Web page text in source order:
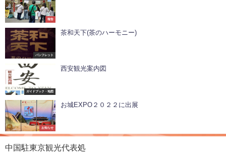
報告
パンフレット
茶和天下(茶のハーモニー)
ガイドブック・地図
西安観光案内図
お知らせ
お城EXPO２０２２に出展
中国駐東京観光代表処